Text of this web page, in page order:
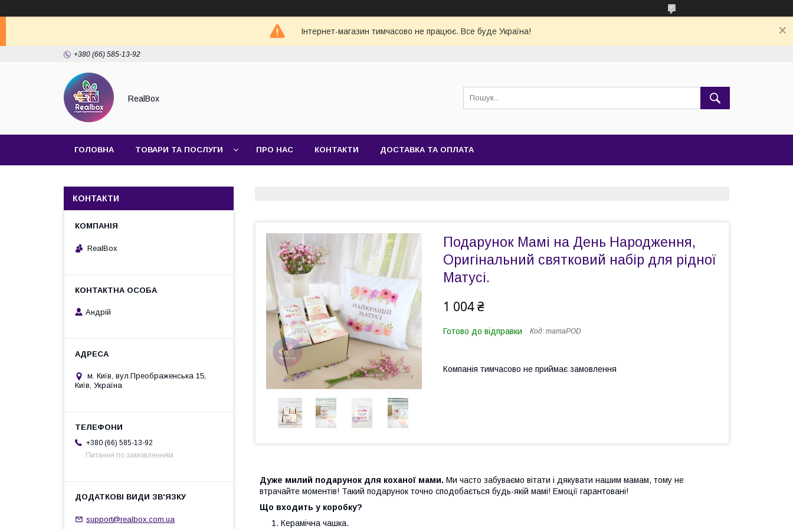
Інтернет-магазин тимчасово не працює. Все буде Україна!
+380 (66) 585-13-92
RealBox
ГОЛОВНА ТОВАРИ ТА ПОСЛУГИ ПРО НАС КОНТАКТИ ДОСТАВКА ТА ОПЛАТА
Подарунок Мамі на День Народження,
Оригінальний святковий набір для рідної
Матусі.
1 004 ₴
Готово до відправки Код: mamaPOD
Компанія тимчасово не приймає замовлення
Дуже милий подарунок для коханої мами. Ми часто забуваємо вітати і дякувати нашим мамам, тому не
втрачайте моментів! Такий подарунок точно сподобається будь-якій мамі! Емоції гарантовані!
Що входить у коробку?
Керамічна чашка.
КОНТАКТИ
RealBox
Андрій
м. Київ, вул.Преображенська 15,
Київ, Україна
+380 (66) 585-13-92
Питання по замовленням
support@realbox.com.ua